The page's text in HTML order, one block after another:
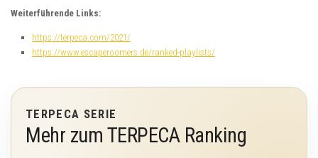
Weiterführende Links:
https://terpeca.com/2021/
https://www.escaperoomers.de/ranked-playlists/
TERPECA SERIE
Mehr zum TERPECA Ranking